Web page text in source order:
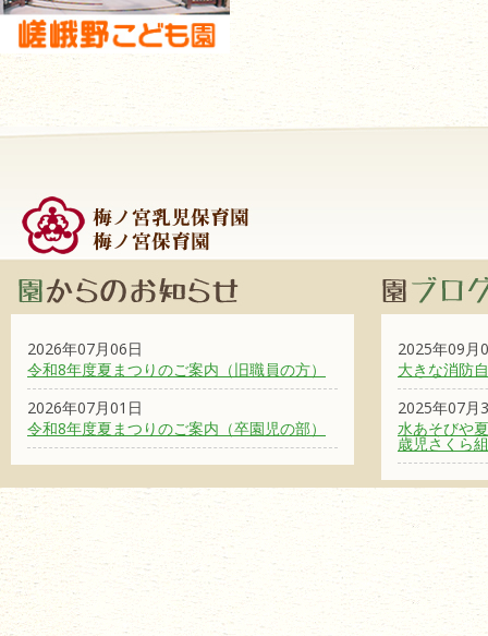
2026年07月06日
令和8年度夏まつりのご案内（旧職員の方）
2026年07月01日
令和8年度夏まつりのご案内（卒園児の部）
2025年09月
大きな消防
2025年07月
水あそびや
歳児さくら